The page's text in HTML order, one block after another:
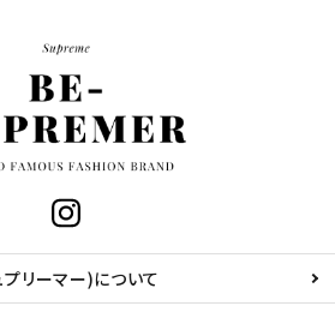
リーマー)について